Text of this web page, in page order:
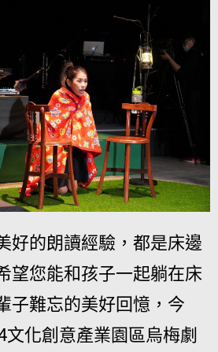
好的朗讀經驗，都是床邊
望您能和孩子一起躺在床
子難忘的美好回憶，今
文化創意產業園區烏梅劇